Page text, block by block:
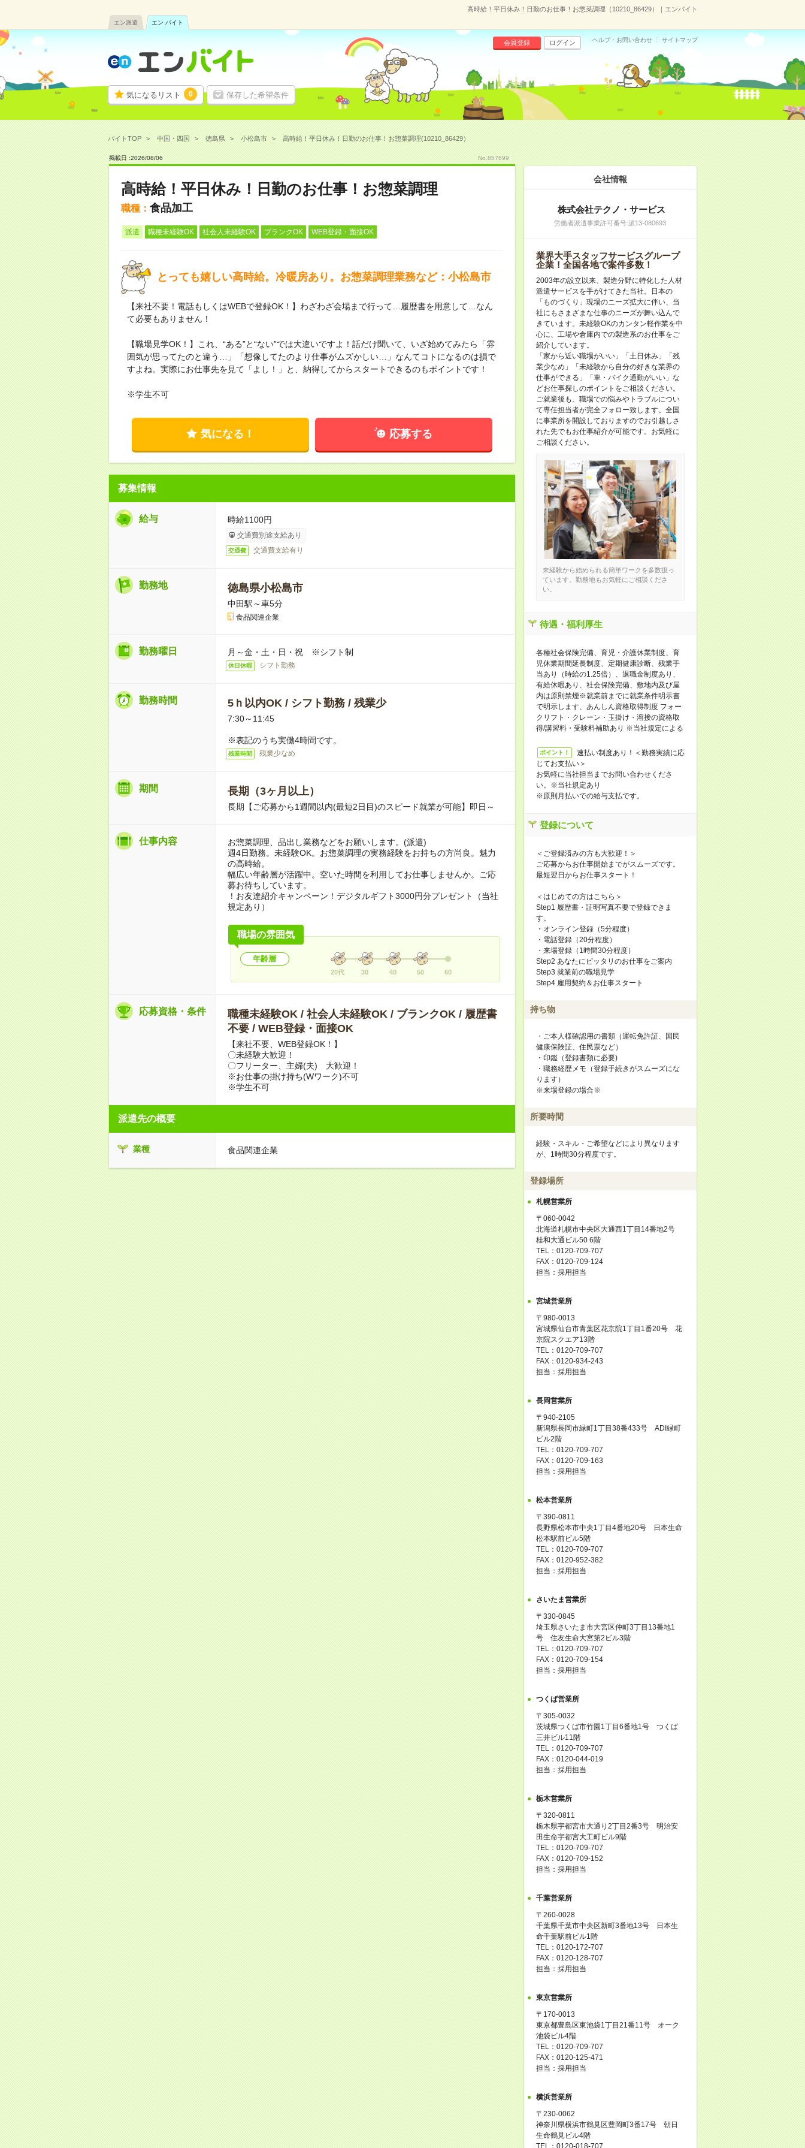
高時給！平日休み！日勤のお仕事！お惣菜調理（10210_86429）｜エンバイト
エン派遣 エン バイト
気になるリスト 0 保存した希望条件
会員登録 ログイン ヘルプ・お問い合わせ サイトマップ
バイトTOP 中国・四国 徳島県 小松島市 高時給！平日休み！日勤のお仕事！お惣菜調理(10210_86429）
掲載日 :2026/08/06 No.857699
高時給！平日休み！日勤のお仕事！お惣菜調理
職種： 食品加工
派遣 職種未経験OK 社会人未経験OK ブランクOK WEB登録・面接OK
とっても嬉しい高時給。冷暖房あり。お惣菜調理業務など：小松島市
【来社不要！電話もしくはWEBで登録OK！】わざわざ会場まで行って…履歴書を用意して…なん
て必要もありません！
【職場見学OK！】これ、“ある”と“ない”では大違いですよ！話だけ聞いて、いざ始めてみたら「雰
囲気が思ってたのと違う…」「想像してたのより仕事がムズかしい…」なんてコトになるのは損で
すよね。実際にお仕事先を見て「よし！」と、納得してからスタートできるのもポイントです！
※学生不可
気になる！ 応募する
募集情報
給与 時給1100円
交通費別途支給あり
交通費 交通費支給有り
勤務地 徳島県小松島市
中田駅～車5分
食品関連企業
勤務曜日 月～金・土・日・祝 ※シフト制
休日休暇 シフト勤務
勤務時間 5ｈ以内OK / シフト勤務 / 残業少
7:30～11:45
※表記のうち実働4時間です。
残業時間 残業少なめ
期間 長期（3ヶ月以上）
長期【ご応募から1週間以内(最短2日目)のスピード就業が可能】即日～
仕事内容
お惣菜調理、品出し業務などをお願いします。(派遣)
週4日勤務。未経験OK。お惣菜調理の実務経験をお持ちの方尚良。魅力
の高時給。
幅広い年齢層が活躍中。空いた時間を利用してお仕事しませんか。ご応
募お待ちしています。
！お友達紹介キャンペーン！デジタルギフト3000円分プレゼント（当社
規定あり）
職場の雰囲気
年齢層
20代 30 40 50 60
応募資格・条件
職種未経験OK / 社会人未経験OK / ブランクOK / 履歴書
不要 / WEB登録・面接OK
【来社不要、WEB登録OK！】
〇未経験大歓迎！
〇フリーター、主婦(夫) 大歓迎！
※お仕事の掛け持ち(Wワーク)不可
※学生不可
派遣先の概要
業種 食品関連企業
会社情報
株式会社テクノ・サービス
労働者派遣事業許可番号:派13-080693
業界大手スタッフサービスグループ
企業！全国各地で案件多数！
2003年の設立以来、製造分野に特化した人材
派遣サービスを手がけてきた当社。日本の
「ものづくり」現場のニーズ拡大に伴い、当
社にもさまざまな仕事のニーズが舞い込んで
きています。未経験OKのカンタン軽作業を中
心に、工場や倉庫内での製造系のお仕事をご
紹介しています。
「家から近い職場がいい」「土日休み」「残
業少なめ」「未経験から自分の好きな業界の
仕事ができる」「車・バイク通勤がいい」な
どお仕事探しのポイントをご相談ください。
ご就業後も、職場での悩みやトラブルについ
て専任担当者が完全フォロー致します。全国
に事業所を開設しておりますのでお引越しさ
れた先でもお仕事紹介が可能です。お気軽に
ご相談ください。
未経験から始められる簡単ワークを多数扱っ
ています。勤務地もお気軽にご相談くださ
い。
待遇・福利厚生
各種社会保険完備、育児・介護休業制度、育
児休業期間延長制度、定期健康診断、残業手
当あり（時給の1.25倍）、退職金制度あり、
有給休暇あり、社会保険完備、敷地内及び屋
内は原則禁煙※就業前までに就業条件明示書
で明示します、あんしん資格取得制度 フォー
クリフト・クレーン・玉掛け・溶接の資格取
得/講習料・受験料補助あり ※当社規定による
ポイント！
速払い制度あり！＜勤務実績に応
じてお支払い＞
お気軽に当社担当までお問い合わせくださ
い。※当社規定あり
※原則月払いでの給与支払です。
登録について
＜ご登録済みの方も大歓迎！＞
ご応募からお仕事開始までがスムーズです。
最短翌日からお仕事スタート！
＜はじめての方はこちら＞
Step1 履歴書・証明写真不要で登録できま
す。
・オンライン登録（5分程度）
・電話登録（20分程度）
・来場登録（1時間30分程度）
Step2 あなたにピッタリのお仕事をご案内
Step3 就業前の職場見学
Step4 雇用契約＆お仕事スタート
持ち物
・ご本人様確認用の書類（運転免許証、国民
健康保険証、住民票など）
・印鑑（登録書類に必要)
・職務経歴メモ（登録手続きがスムーズにな
ります）
※来場登録の場合※
所要時間
経験・スキル・ご希望などにより異なります
が、1時間30分程度です。
登録場所
札幌営業所
〒060-0042
北海道札幌市中央区大通西1丁目14番地2号
桂和大通ビル50 6階
TEL：0120-709-707
FAX：0120-709-124
担当：採用担当
宮城営業所
〒980-0013
宮城県仙台市青葉区花京院1丁目1番20号 花
京院スクエア13階
TEL：0120-709-707
FAX：0120-934-243
担当：採用担当
長岡営業所
〒940-2105
新潟県長岡市緑町1丁目38番433号 ADI緑町
ビル2階
TEL：0120-709-707
FAX：0120-709-163
担当：採用担当
松本営業所
〒390-0811
長野県松本市中央1丁目4番地20号 日本生命
松本駅前ビル5階
TEL：0120-709-707
FAX：0120-952-382
担当：採用担当
さいたま営業所
〒330-0845
埼玉県さいたま市大宮区仲町3丁目13番地1
号 住友生命大宮第2ビル3階
TEL：0120-709-707
FAX：0120-709-154
担当：採用担当
つくば営業所
〒305-0032
茨城県つくば市竹園1丁目6番地1号 つくば
三井ビル11階
TEL：0120-709-707
FAX：0120-044-019
担当：採用担当
栃木営業所
〒320-0811
栃木県宇都宮市大通り2丁目2番3号 明治安
田生命宇都宮大工町ビル9階
TEL：0120-709-707
FAX：0120-709-152
担当：採用担当
千葉営業所
〒260-0028
千葉県千葉市中央区新町3番地13号 日本生
命千葉駅前ビル1階
TEL：0120-172-707
FAX：0120-128-707
担当：採用担当
東京営業所
〒170-0013
東京都豊島区東池袋1丁目21番11号 オーク
池袋ビル4階
TEL：0120-709-707
FAX：0120-125-471
担当：採用担当
横浜営業所
〒230-0062
神奈川県横浜市鶴見区豊岡町3番17号 朝日
生命鶴見ビル4階
TEL：0120-018-707